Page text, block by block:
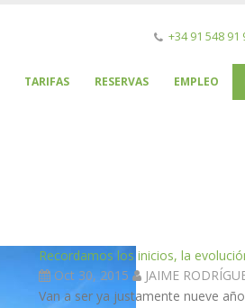
+34 91 548 91
TARIFAS RESERVAS EMPLEO
Recordamos los inicios, la
Oct 30, 2015
JAIME
Van a ser ya justamente nueve